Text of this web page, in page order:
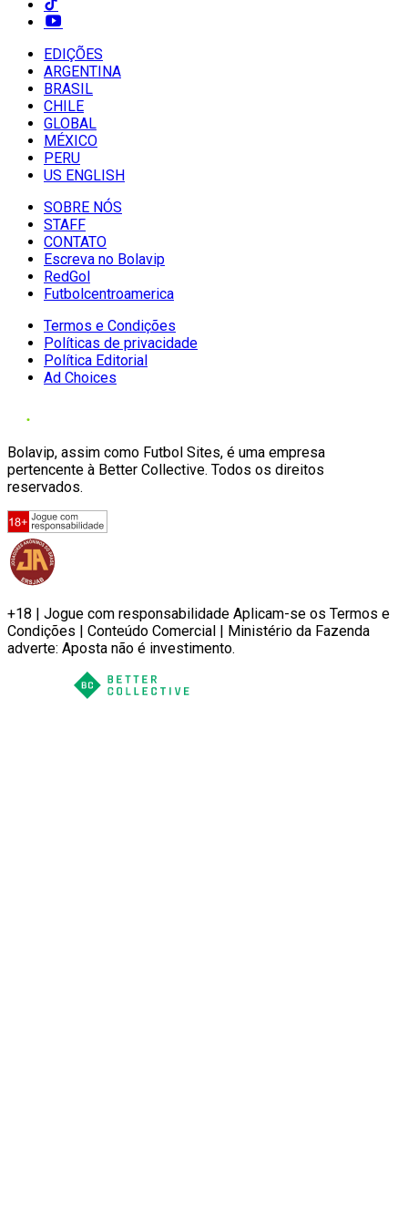
EDIÇÕES
ARGENTINA
BRASIL
CHILE
GLOBAL
MÉXICO
PERU
US ENGLISH
SOBRE NÓS
STAFF
CONTATO
Escreva no Bolavip
RedGol
Futbolcentroamerica
Termos e Condições
Políticas de privacidade
Política Editorial
Ad Choices
Bolavip, assim como Futbol Sites, é uma empresa
pertencente à Better Collective. Todos os direitos
reservados.
+18 | Jogue com responsabilidade Aplicam-se os Termos e
Condições | Conteúdo Comercial | Ministério da Fazenda
adverte: Aposta não é investimento.